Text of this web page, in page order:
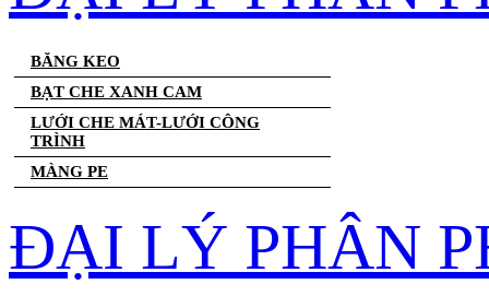
BĂNG KEO
BẠT CHE XANH CAM
LƯỚI CHE MÁT-LƯỚI CÔNG
TRÌNH
MÀNG PE
ĐẠI LÝ PHÂN